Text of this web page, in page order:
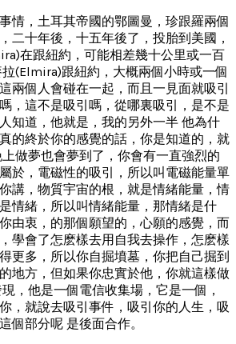
情，土耳其帝國的鄂圖曼，珍跟羅兩個
二十年後，十五年後了，投胎到美國，
在跟紐約，可能相差幾十公里或一百
(Elmira)跟紐約，大概兩個小時或一個
兩個人會碰在一起，而且一見面就吸引
，這不是吸引嗎，從哪裏吸引，是不是
知道，他就是，我的另外一半 他為什
的終於你的感覺的話，你是知道的，就
做夢也會夢到了，你會有一直強烈的
於，電磁性的吸引，所以叫電磁能量單
講，物質宇宙的根，就是情緒能量，情
情緒，所以叫情緒能量，那情緒是什
由衷，的那個願望的，心願的感覺，而
學會了怎麽樣去用自我去操作，怎麽樣
更多，所以你自掘墳墓，你把自己掘到
地方，但如果你忠實於他，你就這樣做
，他是一個電信收集場，它是一個，
，就說去吸引事件，吸引你的人生，吸
個部分呢 是後面合作。